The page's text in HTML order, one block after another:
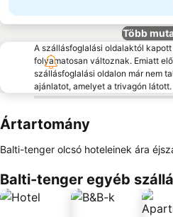
Több
A szállásfoglalási oldalaktól
folyamatosan változnak. Emiatt
szállásfoglalási oldalon már nem
ajánlatot, amelyet a trivagón látott.
Ártartomány
Balti-tenger olcsó hoteleinek ára
Balti-tenger egyéb